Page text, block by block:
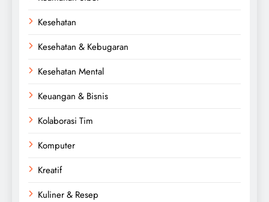
Kesehatan
Kesehatan & Kebugaran
Kesehatan Mental
Keuangan & Bisnis
Kolaborasi Tim
Komputer
Kreatif
Kuliner & Resep